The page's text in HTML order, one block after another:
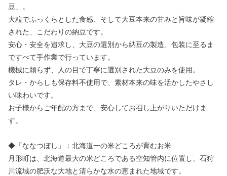
豆」。
大粒でふっくらとした食感、そして大豆本来の甘みと旨味が凝縮
された、こだわりの納豆です。
安心・安全を追求し、大豆の選別から納豆の製造、包装に至るま
ですべて手作業で行っています。
機械に頼らず、人の目で丁寧に選別された大豆のみを使用。
タレ・からしも保存料不使用で、素材本来の味を活かしたやさし
い味わいです。
お子様からご年配の方まで、安心してお召し上がりいただけま
す。
◆「ななつぼし」：北海道一の米どころが育むお米
月形町は、北海道最大の米どころである空知管内に位置し、石狩
川流域の肥沃な大地と清らかな水の恵まれた地域です。